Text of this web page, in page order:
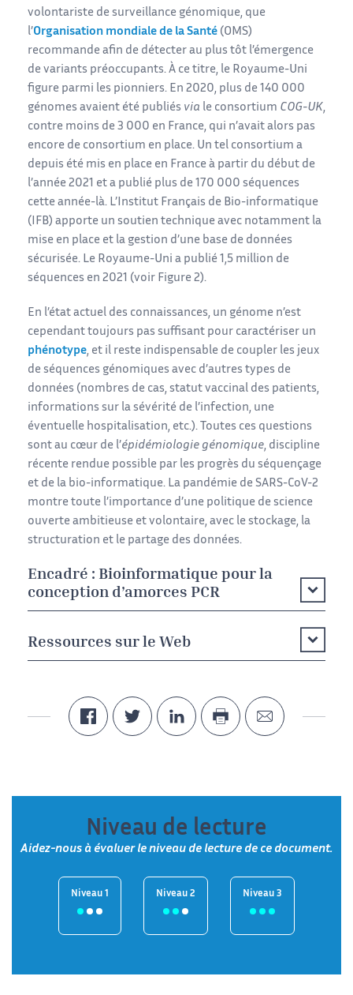
volontariste de surveillance génomique, que
l’Organisation mondiale de la Santé (OMS)
recommande afin de détecter au plus tôt l’émergence
de variants préoccupants. À ce titre, le Royaume-Uni
figure parmi les pionniers. En 2020, plus de 140 000
génomes avaient été publiés via le consortium COG-UK,
contre moins de 3 000 en France, qui n’avait alors pas
encore de consortium en place. Un tel consortium a
depuis été mis en place en France à partir du début de
l’année 2021 et a publié plus de 170 000 séquences
cette année-là. L’Institut Français de Bio-informatique
(IFB) apporte un soutien technique avec notamment la
mise en place et la gestion d’une base de données
sécurisée. Le Royaume-Uni a publié 1,5 million de
séquences en 2021 (voir Figure 2).
En l’état actuel des connaissances, un génome n’est
cependant toujours pas suffisant pour caractériser un
phénotype, et il reste indispensable de coupler les jeux
de séquences génomiques avec d’autres types de
données (nombres de cas, statut vaccinal des patients,
informations sur la sévérité de l’infection, une
éventuelle hospitalisation, etc.). Toutes ces questions
sont au cœur de l’épidémiologie génomique, discipline
récente rendue possible par les progrès du séquençage
et de la bio-informatique. La pandémie de SARS-CoV-2
montre toute l’importance d’une politique de science
ouverte ambitieuse et volontaire, avec le stockage, la
structuration et le partage des données.
Encadré : Bioinformatique pour la
conception d’amorces PCR
Ressources sur le Web
Niveau de lecture
Aidez-nous à évaluer le niveau de lecture de ce document.
Niveau 1 Niveau 2 Niveau 3